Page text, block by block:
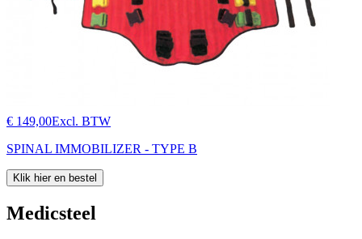
€ 149,00Excl. BTW
SPINAL IMMOBILIZER - TYPE B
Klik hier en bestel
Medicsteel